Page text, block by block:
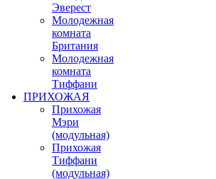
Эверест
Молодежная
комната
Британия
Молодежная
комната
Тиффани
ПРИХОЖАЯ
Прихожая
Мэри
(модульная)
Прихожая
Тиффани
(модульная)